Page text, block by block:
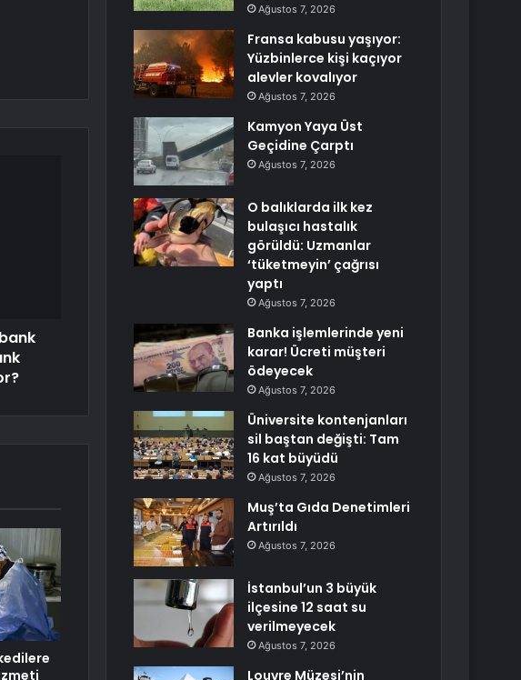
Ağustos 7, 2026
Fransa kabusu yaşıyor:
Yüzbinlerce kişi kaçıyor
alevler kovalıyor
Ağustos 7, 2026
Kamyon Yaya Üst
Geçidine Çarptı
Ağustos 7, 2026
O balıklarda ilk kez
bulaşıcı hastalık
görüldü: Uzmanlar
‘tüketmeyin’ çağrısı
yaptı
Ağustos 7, 2026
Banka işlemlerinde yeni
karar! Ücreti müşteri
ödeyecek
Ağustos 7, 2026
Üniversite kontenjanları
sil baştan değişti: Tam
16 kat büyüdü
Ağustos 7, 2026
Muş’ta Gıda Denetimleri
Artırıldı
Ağustos 7, 2026
İstanbul’un 3 büyük
ilçesine 12 saat su
verilmeyecek
Ağustos 7, 2026
Louvre Müzesi’nin